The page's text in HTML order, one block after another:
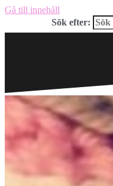
Gå till innehåll
Sök efter: